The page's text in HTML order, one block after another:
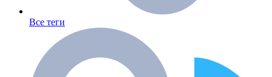
Все теги